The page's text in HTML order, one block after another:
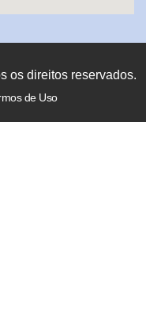
os direitos reservados.
de Uso